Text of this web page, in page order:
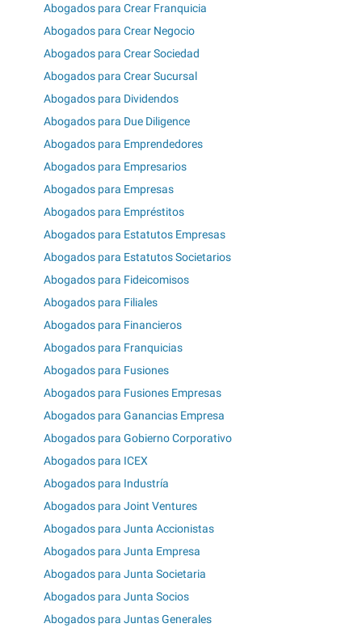
Abogados para Crear Franquicia
Abogados para Crear Negocio
Abogados para Crear Sociedad
Abogados para Crear Sucursal
Abogados para Dividendos
Abogados para Due Diligence
Abogados para Emprendedores
Abogados para Empresarios
Abogados para Empresas
Abogados para Empréstitos
Abogados para Estatutos Empresas
Abogados para Estatutos Societarios
Abogados para Fideicomisos
Abogados para Filiales
Abogados para Financieros
Abogados para Franquicias
Abogados para Fusiones
Abogados para Fusiones Empresas
Abogados para Ganancias Empresa
Abogados para Gobierno Corporativo
Abogados para ICEX
Abogados para Industría
Abogados para Joint Ventures
Abogados para Junta Accionistas
Abogados para Junta Empresa
Abogados para Junta Societaria
Abogados para Junta Socios
Abogados para Juntas Generales